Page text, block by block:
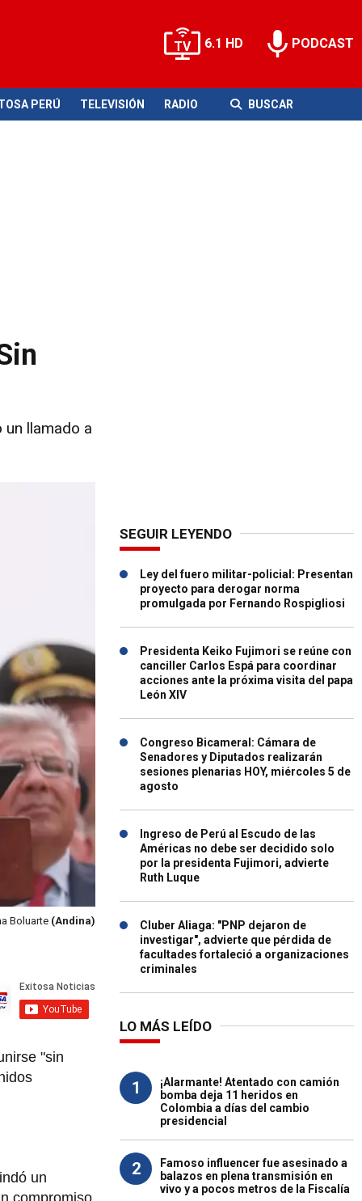
6.1 HD PODCAST
PERÚ TELEVISIÓN RADIO BUSCAR
un llamado a
Boluarte (Andina)
"sin
un
SEGUIR LEYENDO
Ley del fuero militar-policial: Presentan
proyecto para derogar norma
promulgada por Fernando Rospigliosi
Presidenta Keiko Fujimori se reúne con
canciller Carlos Espá para coordinar
acciones ante la próxima visita del papa
León XIV
Congreso Bicameral: Cámara de
Senadores y Diputados realizarán
sesiones plenarias HOY, miércoles 5 de
agosto
Ingreso de Perú al Escudo de las
Américas no debe ser decidido solo
por la presidenta Fujimori, advierte
Ruth Luque
Cluber Aliaga: "PNP dejaron de
investigar", advierte que pérdida de
facultades fortaleció a organizaciones
criminales
LO MÁS LEÍDO
1
¡Alarmante! Atentado con camión
bomba deja 11 heridos en
Colombia a días del cambio
presidencial
2
Famoso influencer fue asesinado a
balazos en plena transmisión en
vivo y a pocos metros de la Fiscalía